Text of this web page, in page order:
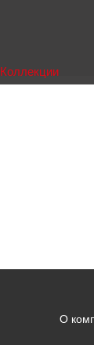
Коллекции
О